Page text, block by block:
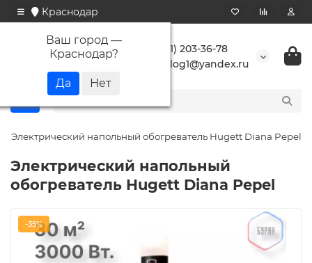
Краснодар
Ваш город —
Краснодар?
+7 (861) 203-36-78
buranlog1@yandex.ru
Электрический напольный обогреватель Hugett Diana Pepel
Электрический напольный
обогреватель Hugett Diana Pepel
-35%